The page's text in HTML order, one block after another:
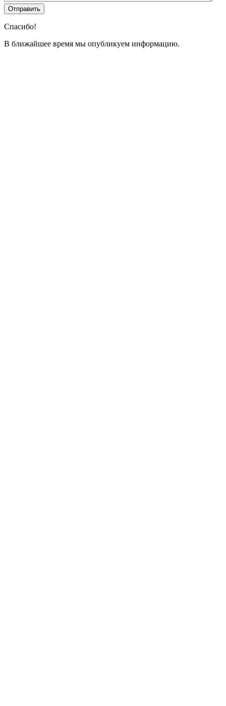
Спасибо!
В ближайшее время мы опубликуем информацию.